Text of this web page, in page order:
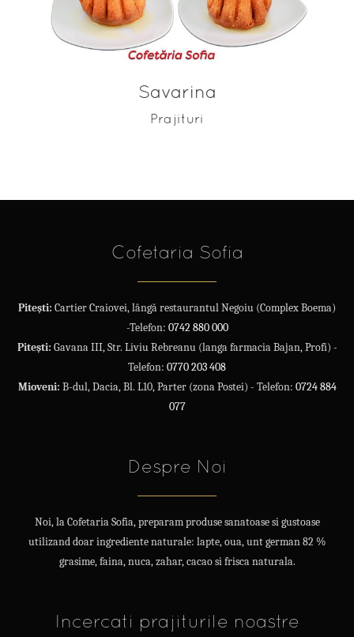
ADAUGĂ ÎN COȘ
Savarina
Prajituri
Cofetaria Sofia
Pitești: Cartier Craiovei, lângă restaurantul Negoiu (Complex Boema)
-Telefon: 0742 880 000
Pitești: Gavana III, Str. Liviu Rebreanu (langa farmacia Bajan, Profi) -
Telefon: 0770 203 408
Mioveni: B-dul, Dacia, Bl. L10, Parter (zona Postei) - Telefon: 0724 884
077
Despre Noi
Noi, la Cofetaria Sofia, preparam produse sanatoase si gustoase
utilizand doar ingrediente naturale: lapte, oua, unt german 82 %
grasime, faina, nuca, zahar, cacao si frisca naturala.
Incercati prajiturile noastre